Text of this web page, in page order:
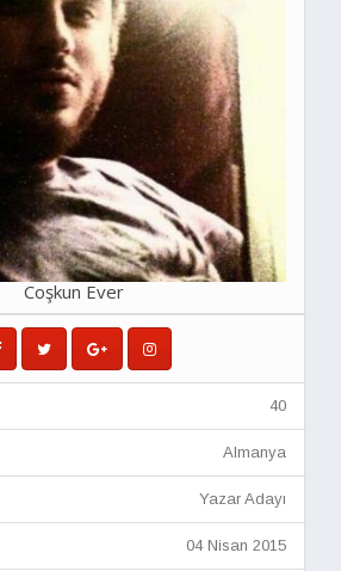
Coşkun Ever
40
Almanya
Yazar Adayı
04 Nisan 2015